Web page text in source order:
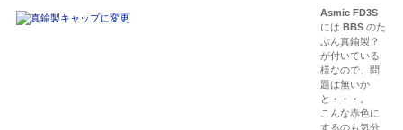
Asmic FD3S
にはBBS のた
ぶん真鍮製？
が付いている
様なので、問
題は無いか
と・・・。
こんな赤色に
するのも気分